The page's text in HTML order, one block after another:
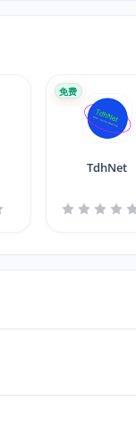
TdhNet
免费